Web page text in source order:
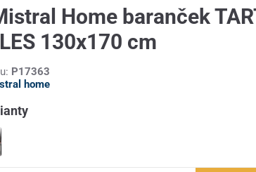
Home baranček
130x170 cm
P17363
home